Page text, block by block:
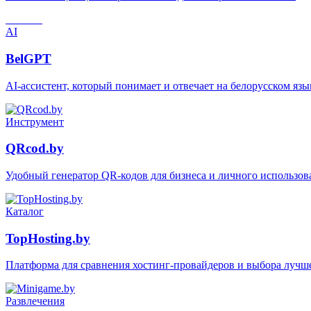
AI
BelGPT
AI-ассистент, который понимает и отвечает на белорусском
Инструмент
QRcod.by
Удобный генератор QR-кодов для бизнеса и личного
Каталог
TopHosting.by
Платформа для сравнения хостинг-провайдеров и выбора
Развлечения